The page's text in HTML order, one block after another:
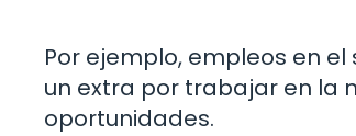
Por ejemplo, empleos en
un extra por trabajar en la
oportunidades.